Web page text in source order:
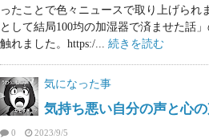
ったことで色々ニュースで取り上げられ
として結局100均の加湿器で済ませた話
触れました。https:/... 続きを読む
気になった事
気持ち悪い自分の声と心
0 2023/9/5